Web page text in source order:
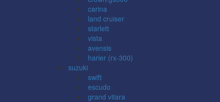
carina
land cruiser
starlett
vista
avensis
harier (rx-300)
suzuki
swift
escudo
grand vitara